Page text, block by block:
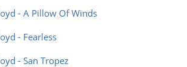
- A Pillow Of Winds
- Fearless
- San Tropez